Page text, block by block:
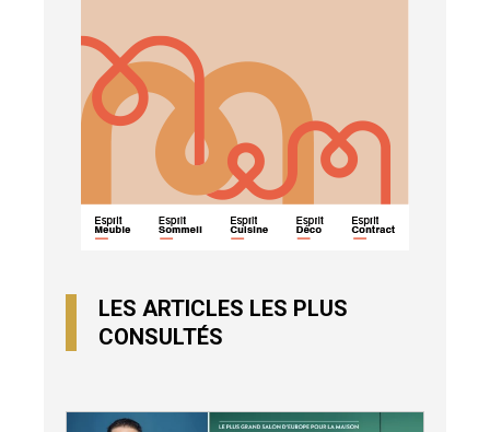
LES ARTICLES LES PLUS
CONSULTÉS